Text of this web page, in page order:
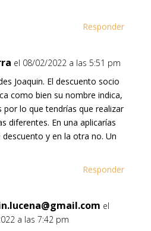
Responder
el 08/02/2022 a las 5:51 pm
Joaquin. El descuento socio
como bien su nombre indica,
por lo que tendrías que realizar
diferentes. En una aplicarías
descuento y en la otra no. Un
Responder
el
a las 7:42 pm